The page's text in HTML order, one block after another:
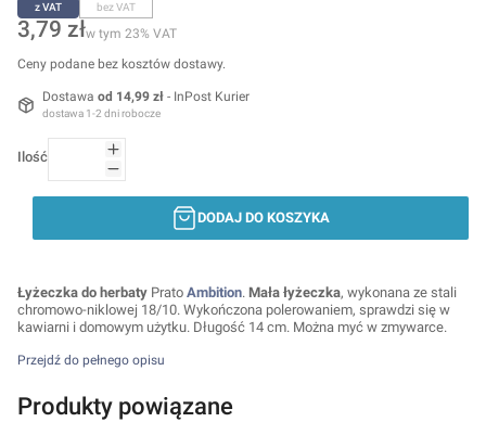
z VAT bez VAT
Cena
3,79 złw tym 23% VAT
w tym 23% VAT
Ceny podane bez kosztów dostawy.
Dostawa od 14,99 zł - InPost Kurier
dostawa 1-2 dni robocze
Ilość
DODAJ DO KOSZYKA
Łyżeczka do herbaty Prato Ambition. Mała łyżeczka, wykonana ze stali
chromowo-niklowej 18/10. Wykończona polerowaniem, sprawdzi się w
kawiarni i domowym użytku. Długość 14 cm. Można myć w zmywarce.
Przejdź do pełnego opisu
Produkty powiązane